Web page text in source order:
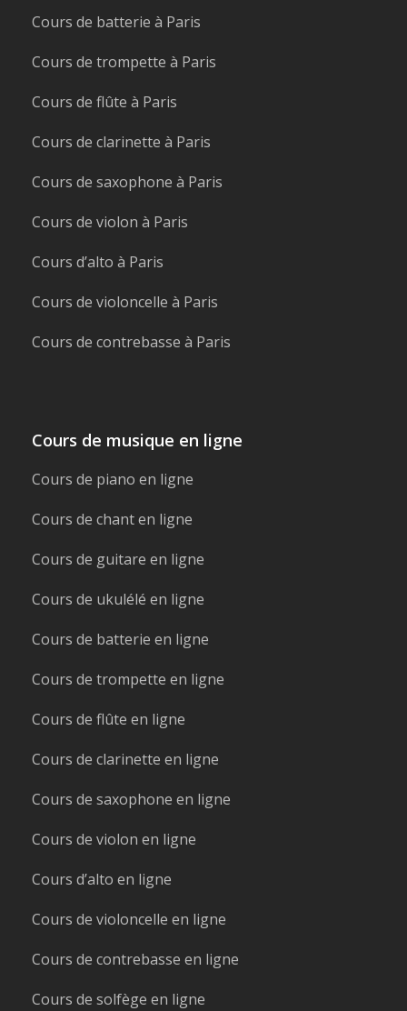
Cours de batterie à Paris
Cours de trompette à Paris
Cours de flûte à Paris
Cours de clarinette à Paris
Cours de saxophone à Paris
Cours de violon à Paris
Cours d’alto à Paris
Cours de violoncelle à Paris
Cours de contrebasse à Paris
Cours de musique en ligne
Cours de piano en ligne
Cours de chant en ligne
Cours de guitare en ligne
Cours de ukulélé en ligne
Cours de batterie en ligne
Cours de trompette en ligne
Cours de flûte en ligne
Cours de clarinette en ligne
Cours de saxophone en ligne
Cours de violon en ligne
Cours d’alto en ligne
Cours de violoncelle en ligne
Cours de contrebasse en ligne
Cours de solfège en ligne